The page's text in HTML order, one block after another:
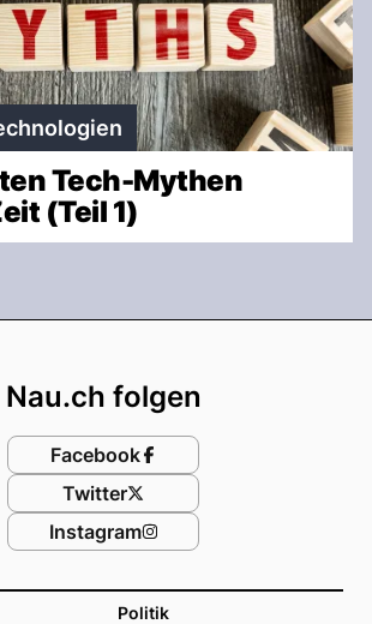
Tech-Mythen
(Teil 1)
Politik
Nau.ch folgen
Facebook
Twitter
Instagram